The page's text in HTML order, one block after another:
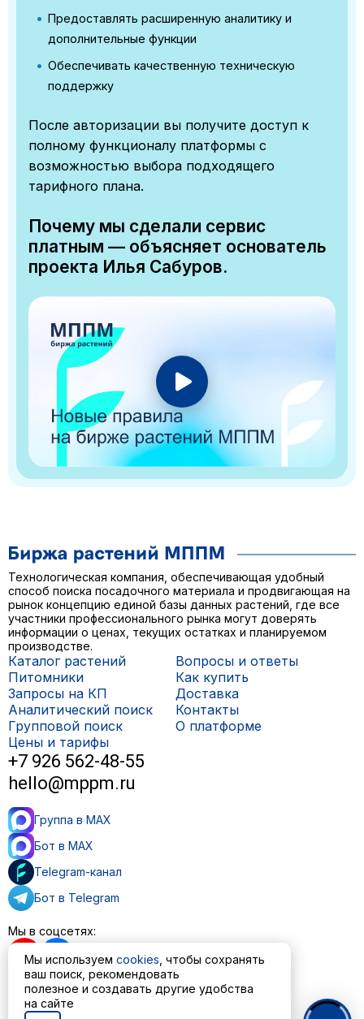
Предоставлять расширенную аналитику и
дополнительные функции
Обеспечивать качественную техническую
поддержку
После авторизации вы получите доступ к
полному функционалу платформы с
возможностью выбора подходящего
тарифного плана.
Почему мы сделали сервис
платным — объясняет основатель
проекта Илья Сабуров.
Технологическая компания, обеспечивающая удобный
способ поиска посадочного материала и продвигающая на
рынок концепцию единой базы данных растений, где все
участники профессионального рынка могут доверять
информации о ценах, текущих остатках и планируемом
производстве.
Каталог растений
Питомники
Запросы на КП
Аналитический поиск
Групповой поиск
Цены и тарифы
Вопросы и ответы
Как купить
Доставка
Контакты
О платформе
+7 926 562-48-55
hello@mppm.ru
Группа в MAX
Бот в MAX
Telegram-канал
Бот в Telegram
Мы в соцсетях:
Пользовательское соглашение
Мы используем cookies , чтобы сохранять
ваш поиск, рекомендовать
полезное и создавать другие удобства
на сайте